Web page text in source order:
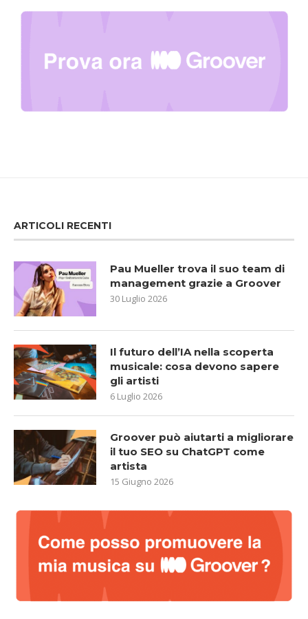
ARTICOLI RECENTI
Pau Mueller trova il suo team di
management grazie a Groover
30 Luglio 2026
Il futuro dell’IA nella scoperta
musicale: cosa devono sapere
gli artisti
6 Luglio 2026
Groover può aiutarti a migliorare
il tuo SEO su ChatGPT come
artista
15 Giugno 2026